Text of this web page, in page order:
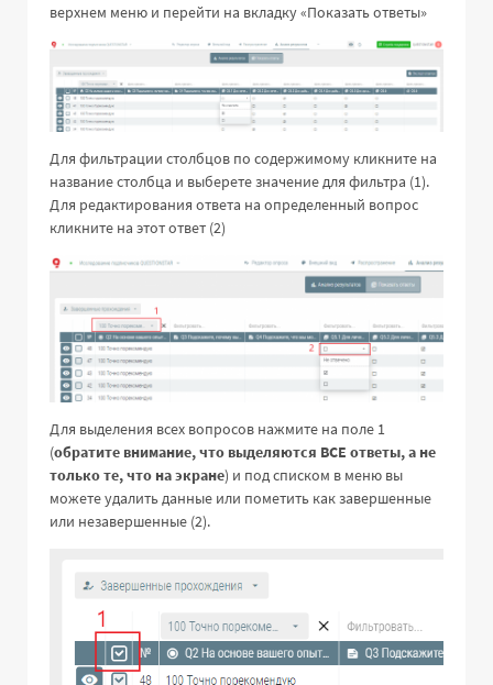
верхнем меню и перейти на вкладку «Показать ответы»
Для фильтрации столбцов по содержимому кликните на
название столбца и выберете значение для фильтра (1).
Для редактирования ответа на определенный вопрос
кликните на этот ответ (2)
Для выделения всех вопросов нажмите на поле 1
(обратите внимание, что выделяются ВСЕ ответы, а не
только те, что на экране) и под списком в меню вы
можете удалить данные или пометить как завершенные
или незавершенные (2).